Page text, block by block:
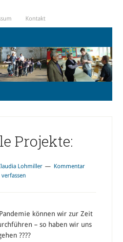
Kontakt
Projekte:
Lohmiller
Kommentar
verfassen
können wir zur Zeit
– so haben wir uns
????